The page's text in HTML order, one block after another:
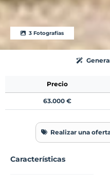
3 Fotografías
Precio
63.000 €
Realizar una
Características